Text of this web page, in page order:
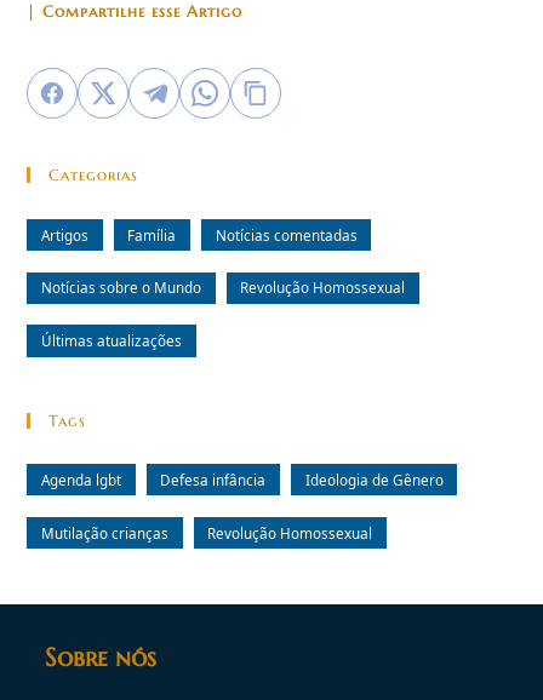
| Compartilhe esse Artigo
Categorias
Artigos Família Notícias comentadas
Notícias sobre o Mundo Revolução Homossexual
Últimas atualizações
Tags
Agenda lgbt Defesa infância Ideologia de Gênero
Mutilação crianças Revolução Homossexual
Sobre nós